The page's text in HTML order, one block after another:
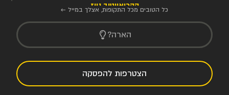
הקריאייטיב ניוז
כל הטובים מכל התקופות, אצלך במייל ←
הארה?
הצטרפות להפסקה